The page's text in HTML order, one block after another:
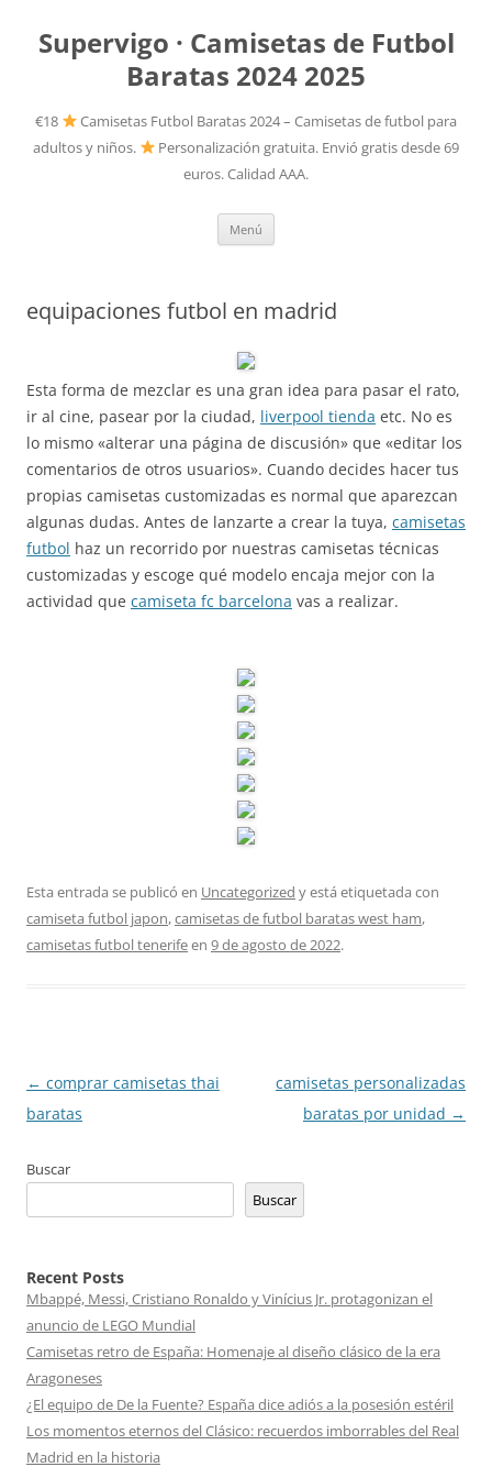
Supervigo · Camisetas de Futbol
Baratas 2024 2025
€18
Camisetas Futbol Baratas 2024 – Camisetas de futbol para
adultos y niños.
Personalización gratuita. Envió gratis desde 69
euros. Calidad AAA.
Menú
equipaciones futbol en madrid
Esta forma de mezclar es una gran idea para pasar el rato,
ir al cine, pasear por la ciudad, liverpool tienda etc. No es
lo mismo «alterar una página de discusión» que «editar los
comentarios de otros usuarios». Cuando decides hacer tus
propias camisetas customizadas es normal que aparezcan
algunas dudas. Antes de lanzarte a crear la tuya, camisetas
futbol haz un recorrido por nuestras camisetas técnicas
customizadas y escoge qué modelo encaja mejor con la
actividad que camiseta fc barcelona vas a realizar.
Esta entrada se publicó en Uncategorized y está etiquetada con
camiseta futbol japon,camisetas de futbol baratas west ham,
camisetas futbol tenerifeen 9 de agosto de 2022.
Navegación
de
← comprar camisetas thai
baratas
camisetas personalizadas
baratas por unidad →
Buscar
Buscar
Recent Posts
Mbappé, Messi, Cristiano Ronaldo y Vinícius Jr. protagonizan el
anuncio de LEGO Mundial
Camisetas retro de España: Homenaje al diseño clásico de la era
Aragoneses
¿El equipo de De la Fuente? España dice adiós a la posesión estéril
Los momentos eternos del Clásico: recuerdos imborrables del Real
Madrid en la historia